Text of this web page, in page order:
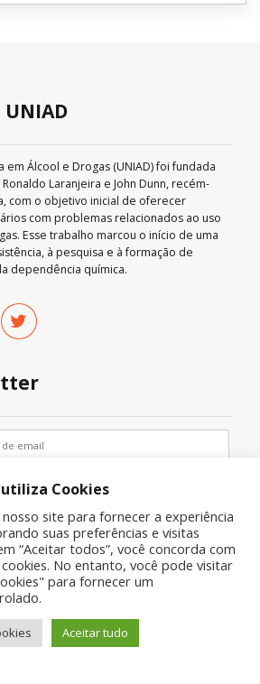
em Álcool e Drogas (UNIAD) foi fundada
Laranjeira e John Dunn, recém-
com o objetivo inicial de oferecer
com problemas relacionados ao uso
Esse trabalho marcou o início de uma
à pesquisa e à formação de
dependência química.
– Unidade de Pesquisa em Álcool e Drogas
Nossa História
Onde Procurar Ajuda?
Contato
Cookies
site para fornecer a experiência
suas preferências e visitas
“Aceitar todos”, você concorda com
No entanto, você pode visitar
para fornecer um
Aceitar tudo